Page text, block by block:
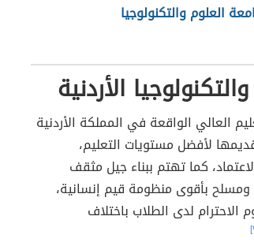
العلوم والتكنولوجيا
الأردنية
الواقعة في المملكة الأردنية
لأفضل مستويات التعليم،
كما تهتم ببناء جيل مثقف
بأقوى منظومة قيم إنسانية،
لدى الطلاب باختلاف